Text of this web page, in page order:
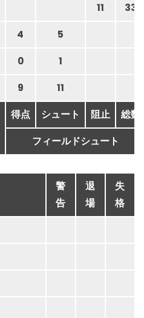
11 33
4 5
0 1
9 11
得点 シュート 阻止 総数
フィールドシュート
警
告
退
場
失
格